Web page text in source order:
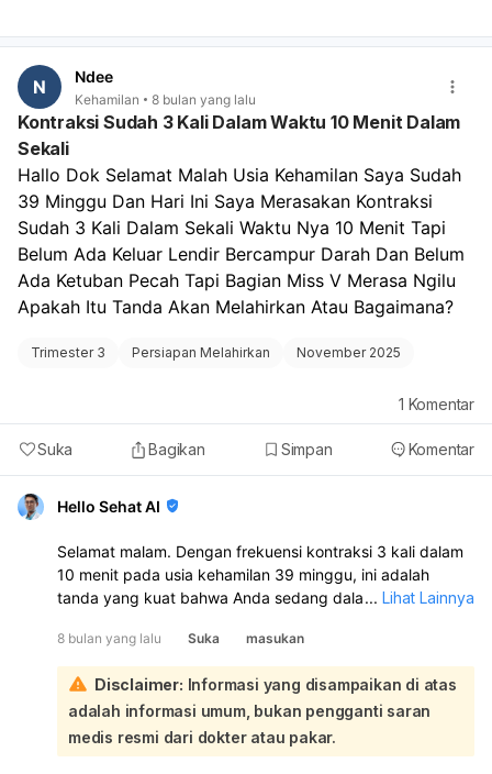
diperlukan, sangat disarankan untuk segera
Mereka dapat melakukan pemeriksaan untuk
membedakan jenis cairan tersebut dan memastikan
kesehatan Anda serta janin.
N Ndee
Kehamilan 8 bulan yang lalu
Kontraksi Sudah 3 Kali Dalam Waktu 10 Menit Dalam
Sekali
Hallo Dok Selamat Malah Usia Kehamilan Saya Sudah
39 Minggu Dan Hari Ini Saya Merasakan Kontraksi
Sudah 3 Kali Dalam Sekali Waktu Nya 10 Menit Tapi
Belum Ada Keluar Lendir Bercampur Darah Dan Belum
Ada Ketuban Pecah Tapi Bagian Miss V Merasa Ngilu
Apakah Itu Tanda Akan Melahirkan Atau Bagaimana?
Trimester 3 Persiapan Melahirkan November 2025
Suka Bagikan Simpan Komentar
1 Komentar
Hello Sehat AI
Selamat malam. Dengan frekuensi kontraksi 3 kali dalam
10 menit pada usia kehamilan 39 minggu, ini adalah
tanda yang kuat bahwa Anda sedang dalam proses
atau ketuban pecah, pola kontraksi yang teratur dan
sering seperti ini menunjukkan otot rahim Anda sedang
bekerja. Rasa ngilu di area Miss V juga bisa menjadi
indikasi adanya tekanan atau perubahan pada leher
rahim. Sebaiknya Anda segera menghubungi dokter atau
bidan Anda, atau langsung menuju fasilitas kesehatan
... Lihat Lainnya
8 bulan yang lalu Suka masukan
Disclaimer: Informasi yang disampaikan di atas
adalah informasi umum, bukan pengganti saran
medis resmi dari dokter atau pakar.